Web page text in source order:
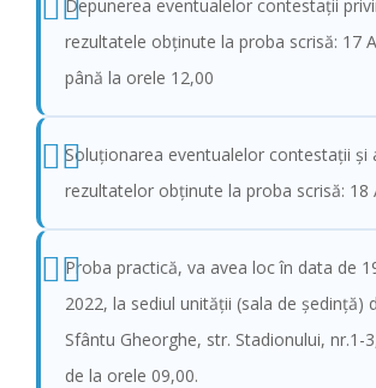
Depunerea eventualelor contestații
rezultatele obținute la proba scrisă: 17
până la orele 12,00
Soluționarea eventualelor contestații și
rezultatelor obținute la proba scrisă: 18
Proba practică, va avea loc în data de
2022, la sediul unităţii (sala de şedinţă)
Sfântu Gheorghe, str. Stadionului, nr.1-
de la orele 09,00.